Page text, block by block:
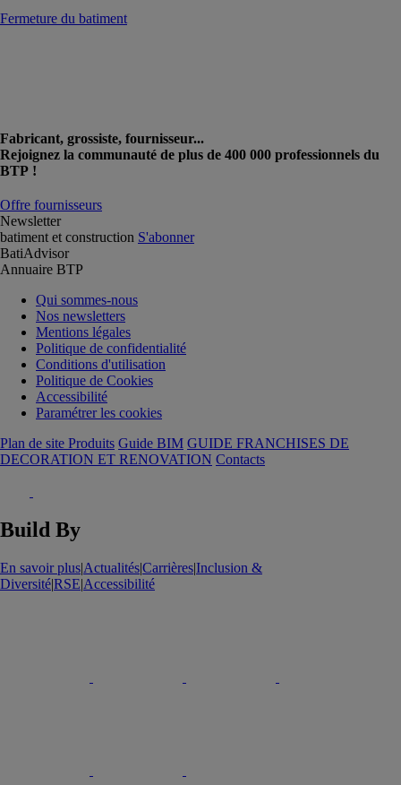
Fermeture du batiment
Fabricant, grossiste, fournisseur...
Rejoignez la communauté de plus de 400 000 professionnels du
BTP !
Offre fournisseurs
Newsletter
batiment et construction S'abonner
BatiAdvisor
Annuaire BTP
Qui sommes-nous
Nos newsletters
Mentions légales
Politique de confidentialité
Conditions d'utilisation
Politique de Cookies
Accessibilité
Paramétrer les cookies
Plan de site Produits Guide BIM GUIDE FRANCHISES DE
DECORATION ET RENOVATION Contacts
Build By
En savoir plus|Actualités|Carrières|Inclusion &
Diversité|RSE|Accessibilité